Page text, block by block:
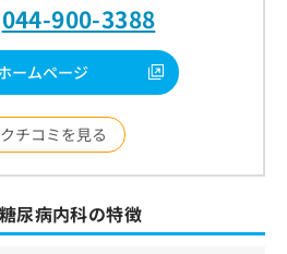
044-900-3388
ームページ
クチコミを見る
尿病内科の特徴